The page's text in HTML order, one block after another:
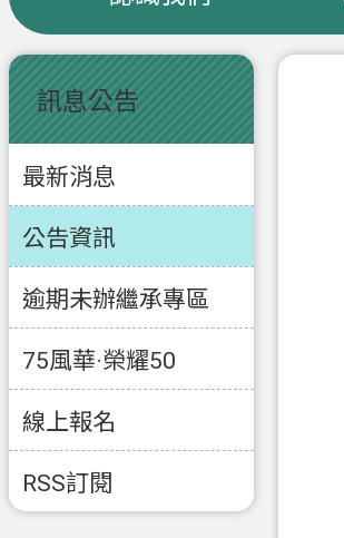
:::
訊息公告
最新消息
公告資訊
逾期未辦繼承專區
75風華·榮耀50
線上報名
RSS訂閱